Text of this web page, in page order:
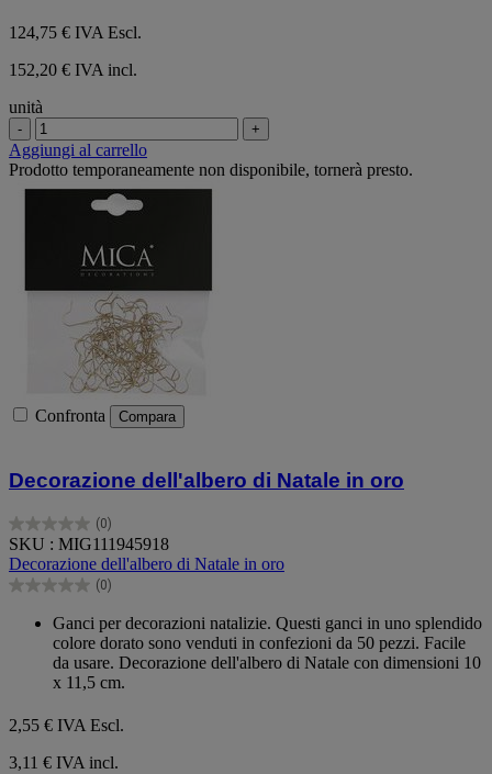
124,75 € IVA Escl.
152,20 € IVA incl.
unità
- +
Aggiungi al carrello
Prodotto temporaneamente non disponibile, tornerà presto.
Confronta Compara
Decorazione dell'albero di Natale in oro
(0)
0.0
su
5
stelle.
SKU : MIG111945918
Decorazione dell'albero di Natale in oro
(0)
0.0
Ganci per decorazioni natalizie. Questi ganci in uno splendido
colore dorato sono venduti in confezioni da 50 pezzi. Facile
da usare. Decorazione dell'albero di Natale con dimensioni 10
x 11,5 cm.
2,55 € IVA Escl.
3,11 € IVA incl.